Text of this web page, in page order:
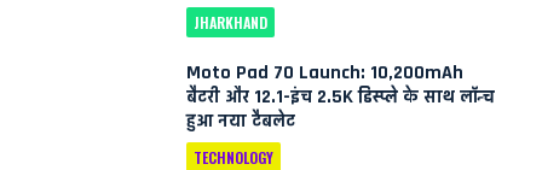
JHARKHAND
Moto Pad 70 Launch: 10,200mAh
बैटरी और 12.1-इंच 2.5K डिस्प्ले के साथ लॉन्च
हुआ नया टैबलेट
TECHNOLOGY